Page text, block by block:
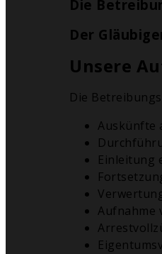
Die
Der
Unsere
Die
Auskünfte
Einleitung
Aufnahme